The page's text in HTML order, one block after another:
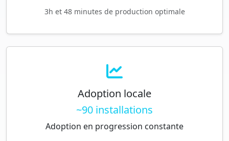
3h et 48 minutes de production optimale
Adoption locale
~90 installations
Adoption en progression constante